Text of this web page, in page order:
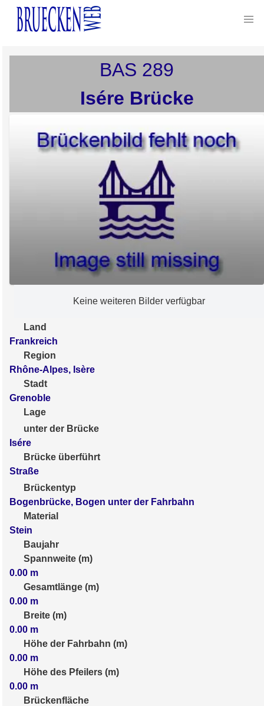
BAS 289
Isére Brücke
Keine weiteren Bilder verfügbar
Land
Frankreich
Region
Rhône-Alpes, Isère
Stadt
Grenoble
Lage
unter der Brücke
Isére
Brücke überführt
Straße
Brückentyp
Bogenbrücke, Bogen unter der Fahrbahn
Material
Stein
Baujahr
Spannweite (m)
0.00 m
Gesamtlänge (m)
0.00 m
Breite (m)
0.00 m
Höhe der Fahrbahn (m)
0.00 m
Höhe des Pfeilers (m)
0.00 m
Brückenfläche